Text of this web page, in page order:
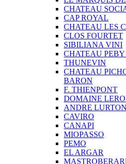
CHATEAU
CAP ROYAL
CHATEAU LES
CLOS FOURTET
SIBILIANA VINI
CHATEAU PEBY
THUNEVIN
CHATEAU
BARON
F. THIENPONT
DOMAINE
ANDRE LURTON
CAVIRO
CANAPI
MIOPASSO
PEMO
EL ARGAR